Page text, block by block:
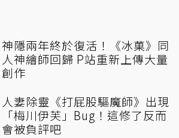
神隱兩年終於復活！《冰菓》同
人神繪師回歸 P站重新上傳大量
創作
人妻除靈《打屁股驅魔師》出現
「梅川伊芙」Bug！這修了反而
會被負評吧